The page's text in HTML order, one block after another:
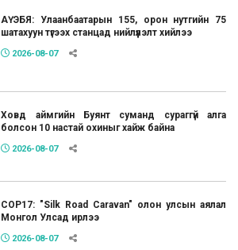
АҮЭБЯ: Улаанбаатарын 155, орон нутгийн 75
шатахуун түгээх станцад нийлүүлэлт хийлээ
2026-08-07
Ховд аймгийн Буянт суманд сураггүй алга
болсон 10 настай охиныг хайж байна
2026-08-07
COP17: "Silk Road Caravan" олон улсын аялал
Монгол Улсад ирлээ
2026-08-07